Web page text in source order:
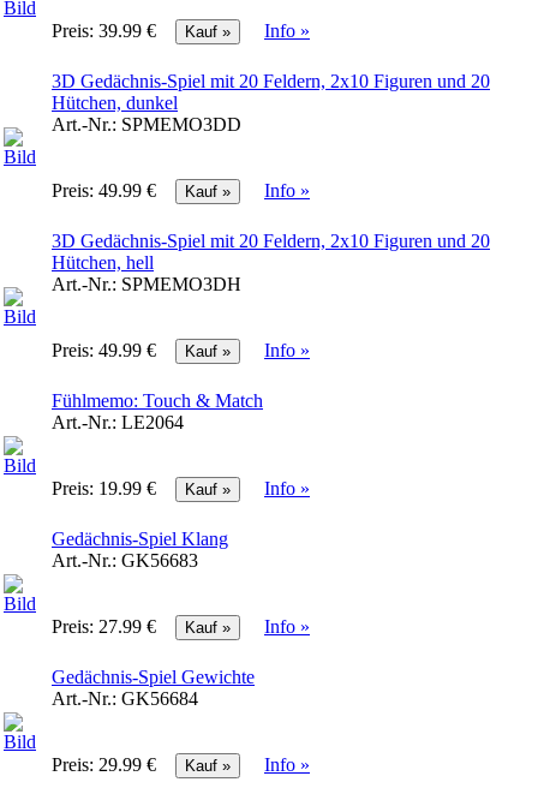
Preis: 39.99 € Info »
3D Gedächnis-Spiel mit 20 Feldern, 2x10 Figuren und 20
Hütchen, dunkel
Art.-Nr.: SPMEMO3DD
Preis: 49.99 € Info »
3D Gedächnis-Spiel mit 20 Feldern, 2x10 Figuren und 20
Hütchen, hell
Art.-Nr.: SPMEMO3DH
Preis: 49.99 € Info »
Fühlmemo: Touch & Match
Art.-Nr.: LE2064
Preis: 19.99 € Info »
Gedächnis-Spiel Klang
Art.-Nr.: GK56683
Preis: 27.99 € Info »
Gedächnis-Spiel Gewichte
Art.-Nr.: GK56684
Preis: 29.99 € Info »